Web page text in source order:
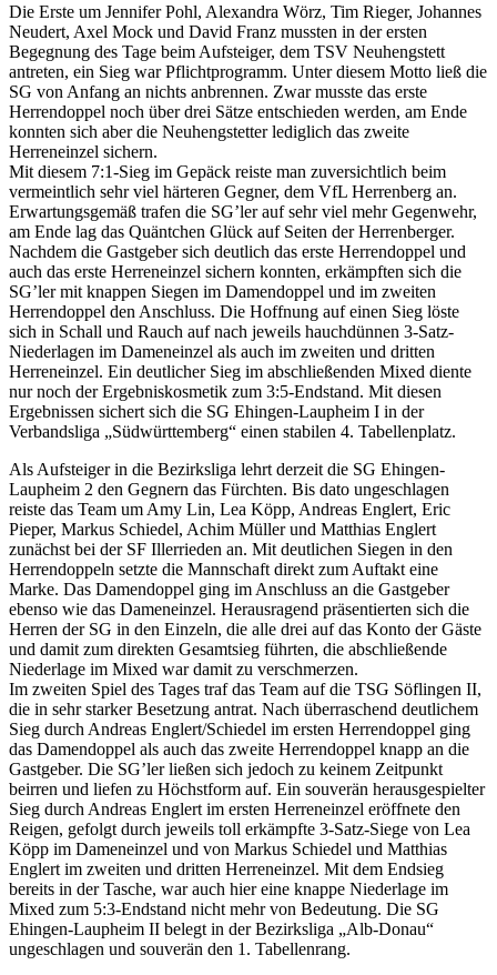
Die Erste um Jennifer Pohl, Alexandra Wörz, Tim Rieger, Johannes
Neudert, Axel Mock und David Franz mussten in der ersten
Begegnung des Tage beim Aufsteiger, dem TSV Neuhengstett
antreten, ein Sieg war Pflichtprogramm. Unter diesem Motto ließ die
SG von Anfang an nichts anbrennen. Zwar musste das erste
Herrendoppel noch über drei Sätze entschieden werden, am Ende
konnten sich aber die Neuhengstetter lediglich das zweite
Herreneinzel sichern.
Mit diesem 7:1-Sieg im Gepäck reiste man zuversichtlich beim
vermeintlich sehr viel härteren Gegner, dem VfL Herrenberg an.
Erwartungsgemäß trafen die SG’ler auf sehr viel mehr Gegenwehr,
am Ende lag das Quäntchen Glück auf Seiten der Herrenberger.
Nachdem die Gastgeber sich deutlich das erste Herrendoppel und
auch das erste Herreneinzel sichern konnten, erkämpften sich die
SG’ler mit knappen Siegen im Damendoppel und im zweiten
Herrendoppel den Anschluss. Die Hoffnung auf einen Sieg löste
sich in Schall und Rauch auf nach jeweils hauchdünnen 3-Satz-
Niederlagen im Dameneinzel als auch im zweiten und dritten
Herreneinzel. Ein deutlicher Sieg im abschließenden Mixed diente
nur noch der Ergebniskosmetik zum 3:5-Endstand. Mit diesen
Ergebnissen sichert sich die SG Ehingen-Laupheim I in der
Verbandsliga „Südwürttemberg“ einen stabilen 4. Tabellenplatz.
Als Aufsteiger in die Bezirksliga lehrt derzeit die SG Ehingen-
Laupheim 2 den Gegnern das Fürchten. Bis dato ungeschlagen
reiste das Team um Amy Lin, Lea Köpp, Andreas Englert, Eric
Pieper, Markus Schiedel, Achim Müller und Matthias Englert
zunächst bei der SF Illerrieden an. Mit deutlichen Siegen in den
Herrendoppeln setzte die Mannschaft direkt zum Auftakt eine
Marke. Das Damendoppel ging im Anschluss an die Gastgeber
ebenso wie das Dameneinzel. Herausragend präsentierten sich die
Herren der SG in den Einzeln, die alle drei auf das Konto der Gäste
und damit zum direkten Gesamtsieg führten, die abschließende
Niederlage im Mixed war damit zu verschmerzen.
Im zweiten Spiel des Tages traf das Team auf die TSG Söflingen II,
die in sehr starker Besetzung antrat. Nach überraschend deutlichem
Sieg durch Andreas Englert/Schiedel im ersten Herrendoppel ging
das Damendoppel als auch das zweite Herrendoppel knapp an die
Gastgeber. Die SG’ler ließen sich jedoch zu keinem Zeitpunkt
beirren und liefen zu Höchstform auf. Ein souverän herausgespielter
Sieg durch Andreas Englert im ersten Herreneinzel eröffnete den
Reigen, gefolgt durch jeweils toll erkämpfte 3-Satz-Siege von Lea
Köpp im Dameneinzel und von Markus Schiedel und Matthias
Englert im zweiten und dritten Herreneinzel. Mit dem Endsieg
bereits in der Tasche, war auch hier eine knappe Niederlage im
Mixed zum 5:3-Endstand nicht mehr von Bedeutung. Die SG
Ehingen-Laupheim II belegt in der Bezirksliga „Alb-Donau“
ungeschlagen und souverän den 1. Tabellenrang.